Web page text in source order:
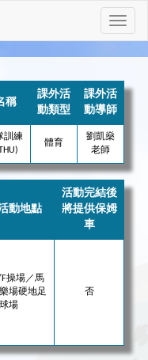
打
開
稱
課外活
動類型
課外活
動導師
訓練
體育
劉凱燊
老師
動地點
活動完結後
將提供保姆
車
操場／馬
場硬地足
球場
否